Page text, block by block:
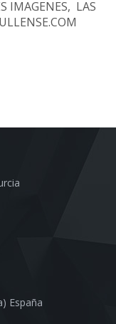
IMAGENES, LAS
España